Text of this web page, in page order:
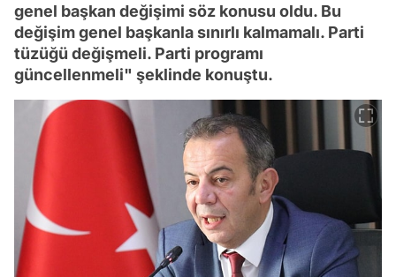
genel başkan değişimi söz konusu oldu. Bu
değişim genel başkanla sınırlı kalmamalı. Parti
tüzüğü değişmeli. Parti programı
güncellenmeli" şeklinde konuştu.